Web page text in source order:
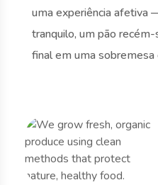
uma experiência afetiva
tranquilo, um pão
final em uma sobremesa